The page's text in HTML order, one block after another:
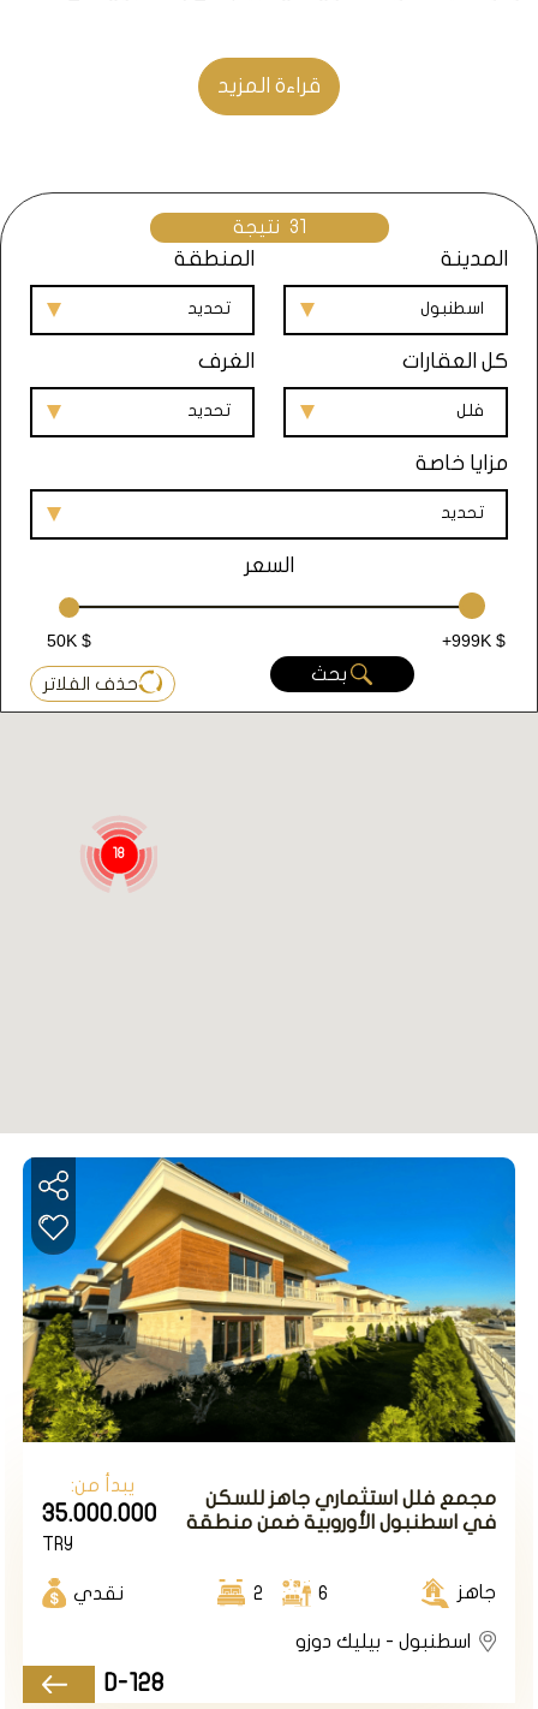
يعد شراء فيلا في إسطنبول خيارًا مثيرًا للعديد من
الأشخاص، سواء كنت تبحث عن منزل للعيش الدائم أو
ونستكشف مزايا الاستثمار في هذا النوع من العقارات،
بالإضافة إلى توجيهات حول كيفية اختيار الفيلا المثالية
لاحتياجاتك وأحلامك.
تعرّف معنا على عالم الفلل في إسطنبول واكتشف سحر
العيش في هذه المدينة الرائعة.
إسطنبول تُعد واحدة من أبرز وجهات السفر في العالم،
وليس هناك صعوبة في فهم الأسباب وراء ذلك. إذ تجمع
هذه المدينة بين الثقافات المتنوعة وتاريخ مترف وعمارة
ساحرة. ومن المعروف أنها تقدم تجارب طعام لا مثيل لها.
إذا كنت تخطط لزيارة إسطنبول، فمن المهم معرفة
الخيارات المتاحة للإقامة.
وفيما يلي تصنيف لأنواع الفلل المختلفة في إسطنبول
الفلل الفاخرة:
الرفيعة المستوى في إسطنبول. تأتي هذه الفلل عادة
الخيار المثالي إذا كنت ترغب في الاسترخاء والاستمتاع
قراءة المزيد
31 نتيجة
المدينة
اسطنبول
المنطقة
تحديد
كل العقارات
فلل
الغرف
تحديد
مزايا خاصة
تحديد
السعر
50K $
+999K $
بحث
حذف الفلاتر
18
مجمع فلل استثماري جاهز للسكن
في اسطنبول الأوروبية ضمن منطقة
يبدأ من:
35.000.000
TRY
جاهز 6
2 نقدي
اسطنبول - بيليك دوزو
D-128